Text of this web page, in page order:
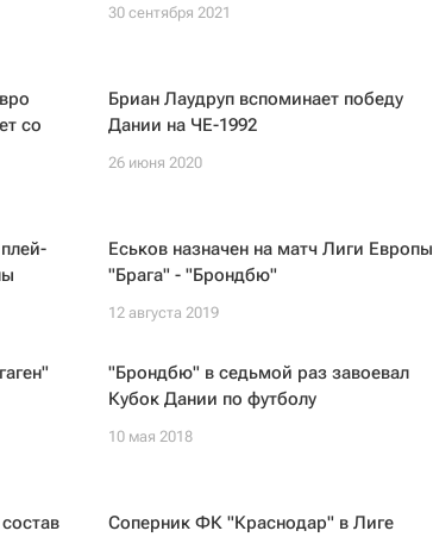
30 сентября 2021
со
Бриан Лаудруп вспоминает победу
Дании на ЧЕ-1992
26 июня 2020
Еськов назначен на матч Лиги Европы
"Брага" - "Брондбю"
12 августа 2019
"Брондбю" в седьмой раз завоевал
Кубок Дании по футболу
10 мая 2018
Соперник ФК "Краснодар" в Лиге